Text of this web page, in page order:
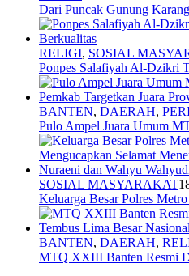
Dari Puncak Gunung
RELIGI, SOSIAL
Ponpes Salafiyah Al-Dzikri
BANTEN, DAERAH,
Pulo Ampel Juara Umum
SOSIAL MASYARAKAT
Keluarga Besar Polres
BANTEN, DAERAH,
MTQ XXIII Banten Resmi